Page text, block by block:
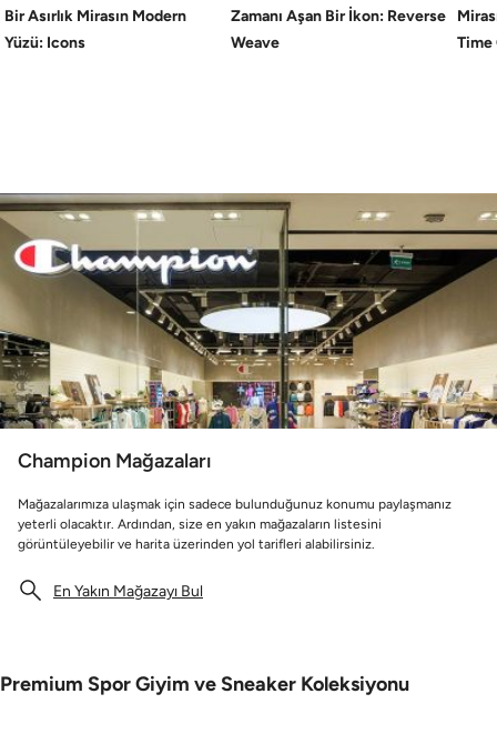
Bir Asırlık Mirasın Modern
Yüzü: Icons
Zamanı Aşan Bir İkon: Reverse
Weave
Time
Champion Mağazaları
Mağazalarımıza ulaşmak için sadece bulunduğunuz konumu paylaşmanız
yeterli olacaktır. Ardından, size en yakın mağazaların listesini
görüntüleyebilir ve harita üzerinden yol tarifleri alabilirsiniz.
En Yakın Mağazayı Bul
Premium Spor Giyim ve Sneaker Koleksiyonu